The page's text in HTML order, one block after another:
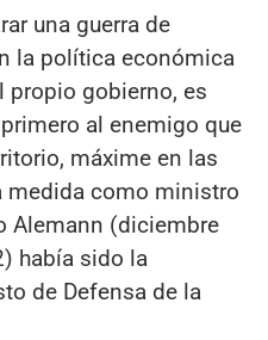
una guerra de
la política económica
propio gobierno, es
al enemigo que
máxime en las
medida como ministro
Alemann (diciembre
había sido la
de Defensa de la